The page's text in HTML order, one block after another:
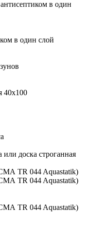
в один
в один слой
40х100
доска строганная
TR 044 Aquastatik)
TR 044 Aquastatik)
TR 044 Aquastatik)